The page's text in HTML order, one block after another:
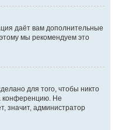
даёт вам дополнительные
мы рекомендуем это
для того, чтобы никто
конференцию. Не
значит, администратор